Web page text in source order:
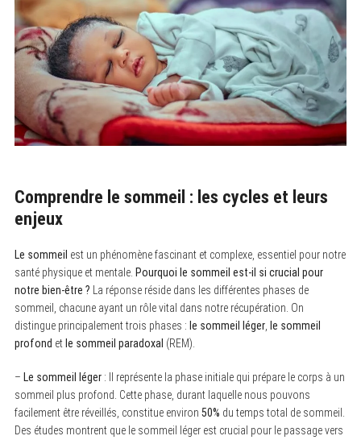
Comprendre le sommeil : les cycles et leurs
enjeux
Le sommeil est un phénomène fascinant et complexe, essentiel pour notre
santé physique et mentale. Pourquoi le sommeil est-il si crucial pour
notre bien-être ? La réponse réside dans les différentes phases de
sommeil, chacune ayant un rôle vital dans notre récupération. On
distingue principalement trois phases : le sommeil léger, le sommeil
profond et le sommeil paradoxal (REM).
– Le sommeil léger: Il représente la phase initiale qui prépare le corps à un
sommeil plus profond. Cette phase, durant laquelle nous pouvons
facilement être réveillés, constitue environ 50% du temps total de sommeil.
Des études montrent que le sommeil léger est crucial pour le passage vers